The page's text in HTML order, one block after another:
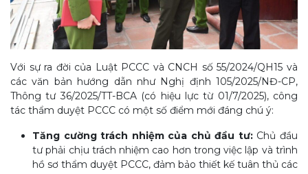
Với sự ra đời của Luật PCCC và CNCH số 55/2024/QH15 và
các văn bản hướng dẫn như Nghị định 105/2025/NĐ-CP,
Thông tư 36/2025/TT-BCA (có hiệu lực từ 01/7/2025), công
tác thẩm duyệt PCCC có một số điểm mới đáng chú ý:
Tăng cường trách nhiệm của chủ đầu tư:Chủ đầu
tư phải chịu trách nhiệm cao hơn trong việc lập và trình
hồ sơ thẩm duyệt PCCC, đảm bảo thiết kế tuân thủ các